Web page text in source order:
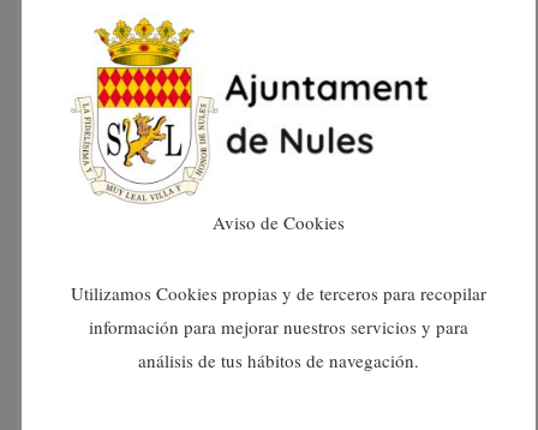
READ MORE
Ayuntamiento De Nules 29/11/2021
Aviso de Cookies
Utilizamos Cookies propias y de terceros para recopilar
información para mejorar nuestros servicios y para
análisis de tus hábitos de navegación.